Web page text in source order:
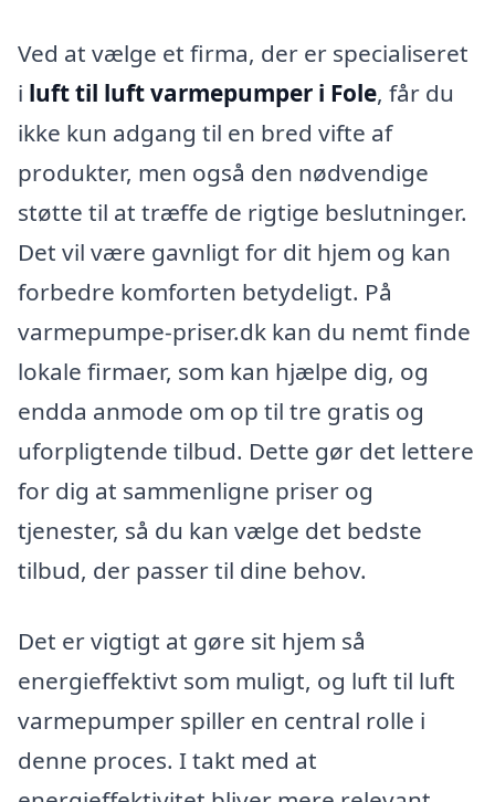
Ved at vælge et firma, der er specialiseret
i luft til luft varmepumper i Fole, får du
ikke kun adgang til en bred vifte af
produkter, men også den nødvendige
støtte til at træffe de rigtige beslutninger.
Det vil være gavnligt for dit hjem og kan
forbedre komforten betydeligt. På
varmepumpe-priser.dk kan du nemt finde
lokale firmaer, som kan hjælpe dig, og
endda anmode om op til tre gratis og
uforpligtende tilbud. Dette gør det lettere
for dig at sammenligne priser og
tjenester, så du kan vælge det bedste
tilbud, der passer til dine behov.
Det er vigtigt at gøre sit hjem så
energieffektivt som muligt, og luft til luft
varmepumper spiller en central rolle i
denne proces. I takt med at